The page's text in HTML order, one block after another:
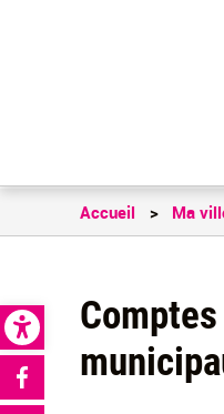
Open toolbar
Réseaux sociaux
Accueil Ma